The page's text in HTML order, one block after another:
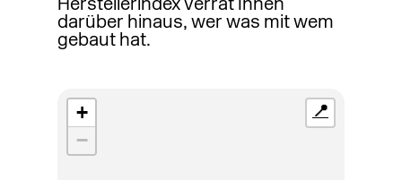
Herstellerindex verrät Ihnen
darüber hinaus, wer was mit wem
gebaut hat.
+
−
📍